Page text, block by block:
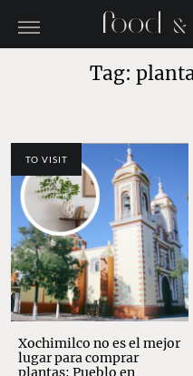
Tag:
TO VISIT
Xochimilco no es el mejor
lugar para comprar
plantas: Pueblo en